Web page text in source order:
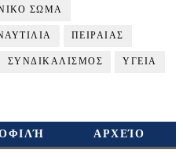
ΣΩΜΑ
ΠΕΙΡΑΙΑΣ
ΣΥΝΔΙΚΑΛΙΣΜΟΣ ΥΓΕΙΑ
ΑΡΧΕΊΟ